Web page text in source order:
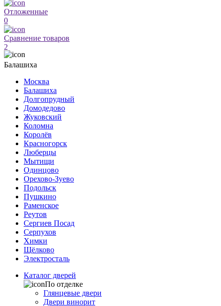
Отложенные
0
Сравнение товаров
2
Балашиха
Москва
Балашиха
Долгопрудный
Домодедово
Жуковский
Коломна
Королёв
Красногорск
Люберцы
Мытищи
Одинцово
Орехово-Зуево
Подольск
Пушкино
Раменское
Реутов
Сергиев Посад
Серпухов
Химки
Щёлково
Электросталь
Каталог дверей
По отделке
Глянцевые двери
Двери винорит